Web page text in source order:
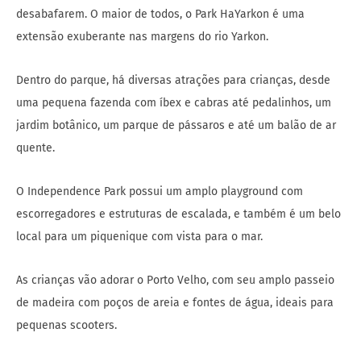
desabafarem. O maior de todos, o Park HaYarkon é uma
extensão exuberante nas margens do rio Yarkon.
Dentro do parque, há diversas atrações para crianças, desde
uma pequena fazenda com íbex e cabras até pedalinhos, um
jardim botânico, um parque de pássaros e até um balão de ar
quente.
O Independence Park possui um amplo playground com
escorregadores e estruturas de escalada, e também é um belo
local para um piquenique com vista para o mar.
As crianças vão adorar o Porto Velho, com seu amplo passeio
de madeira com poços de areia e fontes de água, ideais para
pequenas scooters.